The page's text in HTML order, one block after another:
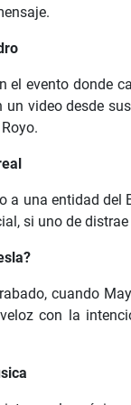
el evento donde
video desde
a una entidad
si uno de
cuando
con la